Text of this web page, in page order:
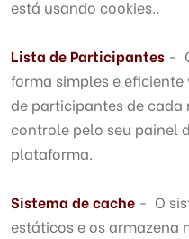
está usando cookies..
Lista de Participantes -
forma simples e
de participantes de cada
controle pelo seu painel
plataforma.
Sistema de cache - O
estáticos e os armazena